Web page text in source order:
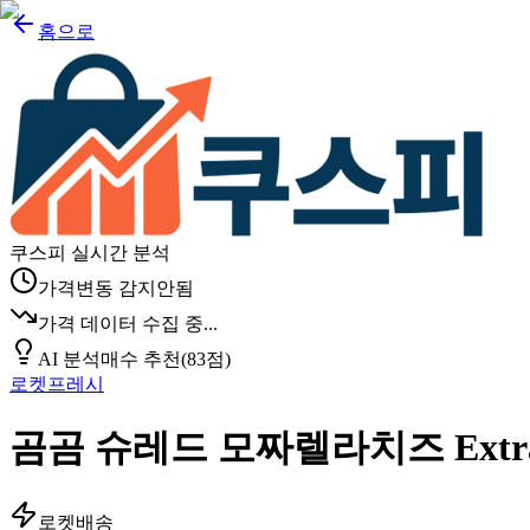
홈으로
쿠스피 실시간 분석
가격변동 감지안됨
가격 데이터 수집 중...
AI 분석매수 추천(83점)
로켓프레시
곰곰 슈레드 모짜렐라치즈
로켓배송